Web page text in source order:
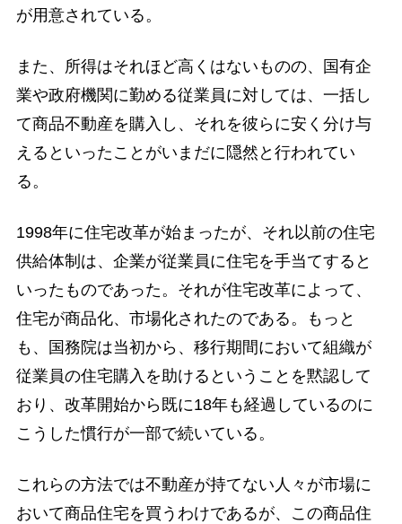
が用意されている。
また、所得はそれほど高くはないものの、国有企
業や政府機関に勤める従業員に対しては、一括し
て商品不動産を購入し、それを彼らに安く分け与
えるといったことがいまだに隠然と行われてい
る。
1998年に住宅改革が始まったが、それ以前の住宅
供給体制は、企業が従業員に住宅を手当てすると
いったものであった。それが住宅改革によって、
住宅が商品化、市場化されたのである。もっと
も、国務院は当初から、移行期間において組織が
従業員の住宅購入を助けるということを黙認して
おり、改革開始から既に18年も経過しているのに
こうした慣行が一部で続いている。
これらの方法では不動産が持てない人々が市場に
おいて商品住宅を買うわけであるが、この商品住